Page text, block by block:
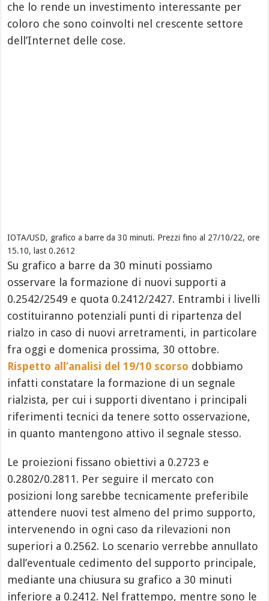
che lo rende un investimento interessante per
coloro che sono coinvolti nel crescente settore
dell’Internet delle cose.
IOTA/USD, grafico a barre da 30 minuti. Prezzi fino al 27/10/22, ore
15.10, last 0.2612
Su grafico a barre da 30 minuti possiamo
osservare la formazione di nuovi supporti a
0.2542/2549 e quota 0.2412/2427. Entrambi i livelli
costituiranno potenziali punti di ripartenza del
rialzo in caso di nuovi arretramenti, in particolare
fra oggi e domenica prossima, 30 ottobre.
Rispetto all’analisi del 19/10 scorso dobbiamo
infatti constatare la formazione di un segnale
rialzista, per cui i supporti diventano i principali
riferimenti tecnici da tenere sotto osservazione,
in quanto mantengono attivo il segnale stesso.
Le proiezioni fissano obiettivi a 0.2723 e
0.2802/0.2811. Per seguire il mercato con
posizioni long sarebbe tecnicamente preferibile
attendere nuovi test almeno del primo supporto,
intervenendo in ogni caso da rilevazioni non
superiori a 0.2562. Lo scenario verrebbe annullato
dall’eventuale cedimento del supporto principale,
mediante una chiusura su grafico a 30 minuti
inferiore a 0.2412. Nel frattempo, mentre sono le